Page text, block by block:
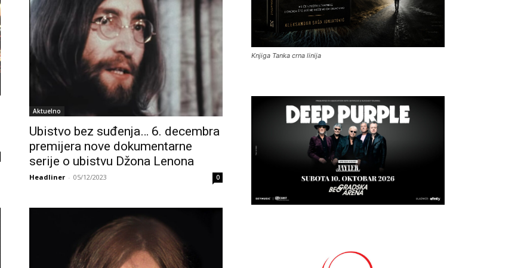
Aktuelno
Ubistvo bez suđenja… 6. decembra
premijera nove dokumentarne
serije o ubistvu Džona Lenona
Headliner - 05/12/2023 0
Knjiga Tanka crna linija